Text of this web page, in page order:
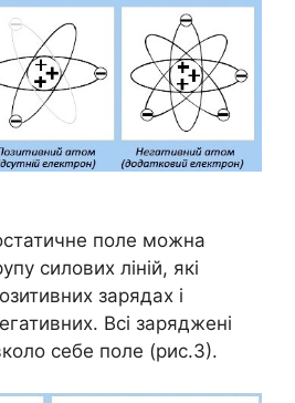
поле можна
силових ліній, які
зарядах і
Всі заряджені
себе поле (рис.3).